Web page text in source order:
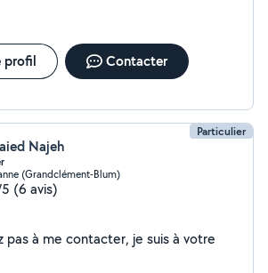
profil Contacter
Particulier
Najeh
(Grandclément-Blum)
(6 avis)
pas à me contacter, je suis à votre